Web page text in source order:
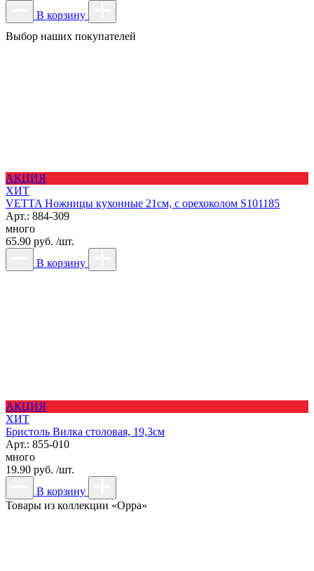
В корзину
Выбор наших покупателей
АКЦИЯ
ХИТ
VETTA Ножницы кухонные 21см, с орехоколом S101185
Арт.: 884-309
много
65.90 руб. /шт.
В корзину
АКЦИЯ
ХИТ
Бристоль Вилка столовая, 19,3см
Арт.: 855-010
много
19.90 руб. /шт.
В корзину
Товары из коллекции «Орра»